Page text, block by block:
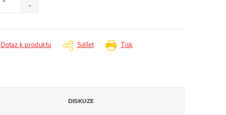
Tisk
Dotaz k produktu Sdílet
DISKUZE